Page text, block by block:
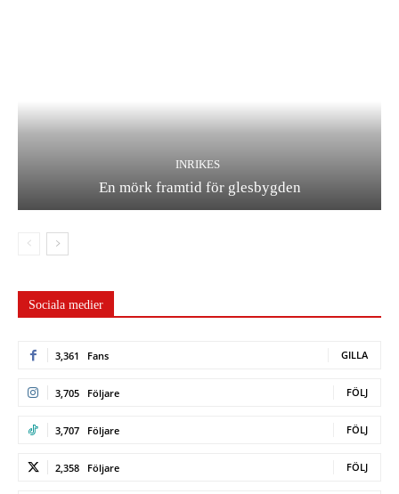
INRIKES
En mörk framtid för glesbygden
Sociala medier
3,361 Fans GILLA
3,705 Följare FÖLJ
3,707 Följare FÖLJ
2,358 Följare FÖLJ